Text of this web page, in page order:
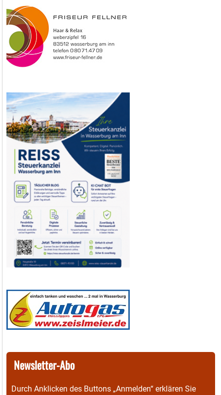
Newsletter-Abo
Durch Anklicken des Buttons „Anmelden“ erklären Sie